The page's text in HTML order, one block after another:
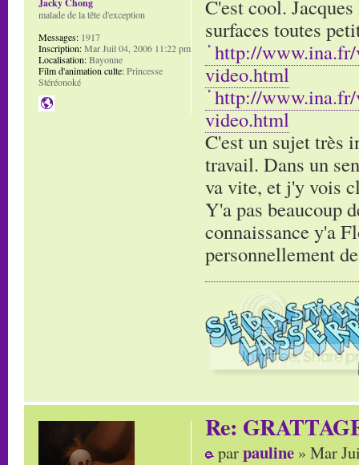
C'est cool.
surfaces toutes
http://www.ina.fr/
video.html
http://www.ina.fr/
video.html
C'est un sujet très
travail. Dans un
va vite, et j'y vois
Y'a pas beaucoup
connaissance y'a
personnellement
malade de la tête d'exception
Messages: 1917
Inscription:Mar Juil 04, 2006 11:22 pm
Localisation:Bayonne
Film d'animation culte:Princesse
Stéréonoké
Re:
parpauline » Mar